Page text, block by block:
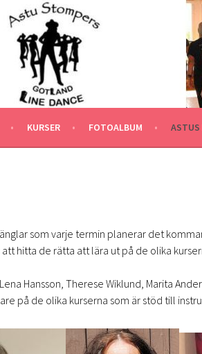
KURSER FOTOALBUM ASTUS
som varje termin planerar det
hitta de rätta att lära ut på de olika
Hansson, Therese Wiklund, Marita
på de olika kurserna som är stöd till